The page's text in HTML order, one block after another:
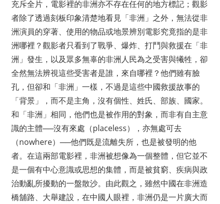
充斥全片，電影裡的非洲亦不存在任何的地方標記；觀影
者除了透過刻板印象清楚地看見「非洲」之外，無法從非
洲演員的穿著、使用的物品或地景辨別電影究竟指的是非
洲哪裡？觀影者只看到了戰爭、爆炸、打鬥與救援在「非
洲」發生，以及眾多無辜的非洲人民為之受害與犧牲，卻
全然無法辨視這些受害者是誰，來自哪裡？他們雖有臉
孔，但卻和「非洲」一樣，不過是這些中國救援故事的
「背景」，而不是主角，沒有個性、姓氏、部族、國家。
和「非洲」相同，他們也是被作用的對象，而非有自主意
識的主體──沒有來處（placeless），亦無處可去
（nowhere）──他們既是流離失所，也是被發明的他
者。在這兩部電影裡，非洲被想像為一個整體，但它並不
是一個有中心意識或思想的集體，而是被貧窮、疾病與政
治動亂所擾動的一盤散沙。由此觀之，雖然中國在非洲造
橋舖路、大舉建設，在中國人眼裡，非洲仍是一片廣大而